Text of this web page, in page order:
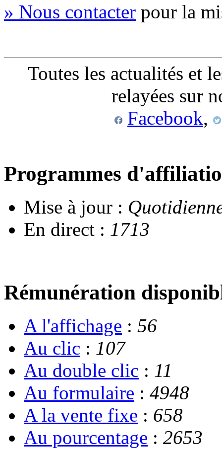
» Nous contacter pour la
Toutes les actualités et
relayées sur
Facebook,
Programmes
Mise à jour :
En direct : 1713
Rémunération
A l'affichage : 56
Au clic : 107
Au double clic : 11
Au formulaire : 4948
A la vente fixe : 658
Au pourcentage : 2653